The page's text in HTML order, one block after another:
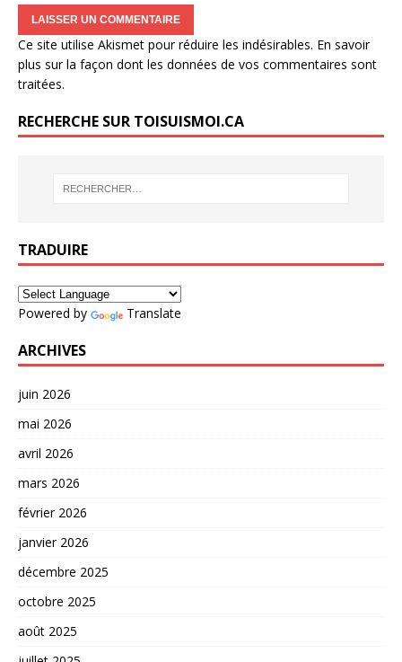
Ce site utilise Akismet pour réduire les indésirables. En savoir
plus sur la façon dont les données de vos commentaires sont
traitées.
RECHERCHE SUR TOISUISMOI.CA
TRADUIRE
Powered by Translate
ARCHIVES
juin 2026
mai 2026
avril 2026
mars 2026
février 2026
janvier 2026
décembre 2025
octobre 2025
août 2025